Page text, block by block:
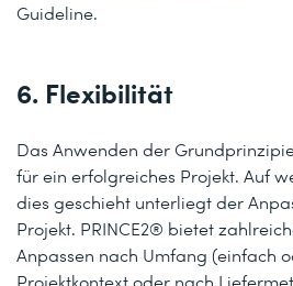
Guideline.
6. Flexibilität
Das Anwenden der
für ein erfolgreiches Projekt. Auf
dies geschieht unterliegt der
Projekt. PRINCE2® bietet
Anpassen nach Umfang (einfach
Projektkontext oder nach